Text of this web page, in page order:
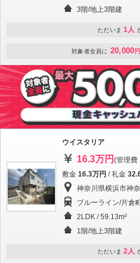
3階/地上3階建
ただいま 1人
対象者全員に 20,000 円
ウイスタリア
16.3万円 (管理費
敷金 16.3万円 / 礼金
神奈川県横浜市神
ブルーライン/片倉
2LDK / 59.13m²
1階/地上3階建
ただいま 2人